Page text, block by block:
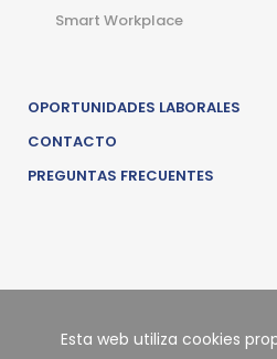
Smart Workplace
OPORTUNIDADES LABORALES
CONTACTO
PREGUNTAS FRECUENTES
Esta web utiliza cookies